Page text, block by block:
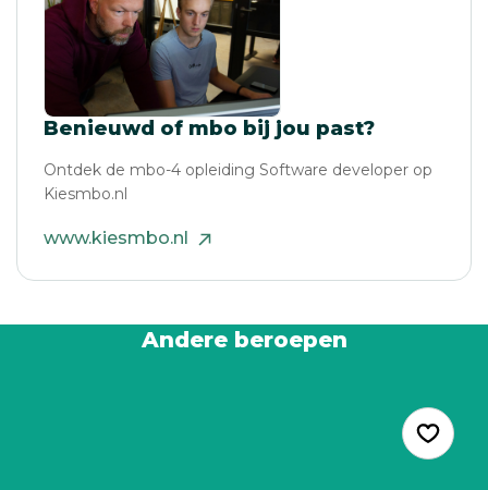
Benieuwd of mbo bij jou past?
Ontdek de mbo-4 opleiding Software developer op
Kiesmbo.nl
www.kiesmbo.nl
Andere beroepen